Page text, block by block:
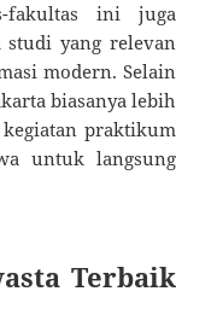
fakultas ini juga
studi yang relevan
modern. Selain
biasanya lebih
praktikum
untuk langsung
Terbaik